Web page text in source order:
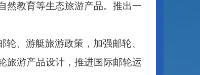
然教育等生态旅游产品。推出一
、游艇旅游政策，加强邮轮、
旅游产品设计，推进国际邮轮运